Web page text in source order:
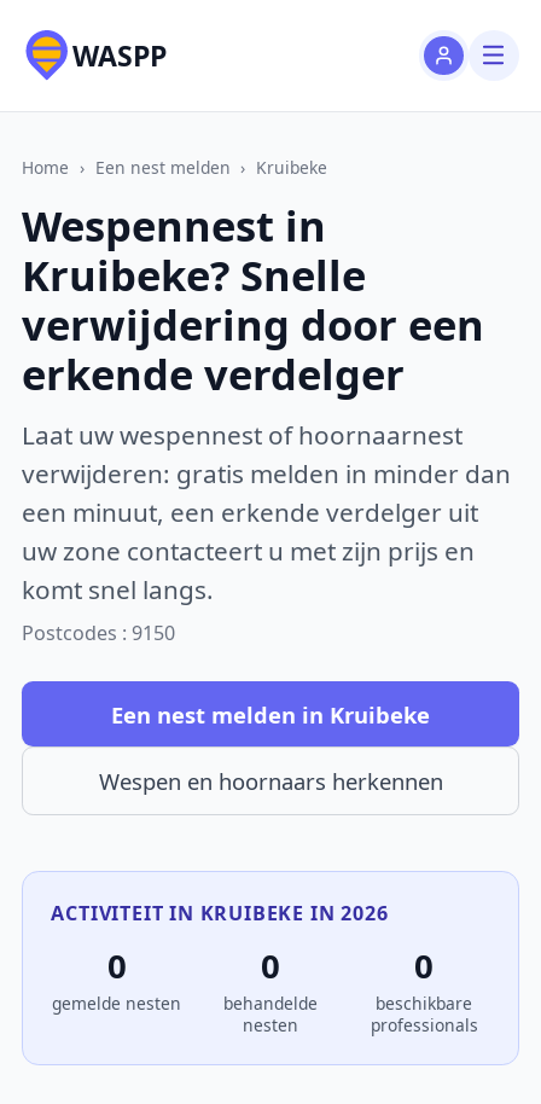
WASPP
Home › Een nest melden › Kruibeke
Wespennest in
Kruibeke? Snelle
verwijdering door een
erkende verdelger
Laat uw wespennest of hoornaarnest
verwijderen: gratis melden in minder dan
een minuut, een erkende verdelger uit
uw zone contacteert u met zijn prijs en
komt snel langs.
Postcodes : 9150
Een nest melden in Kruibeke
Wespen en hoornaars herkennen
ACTIVITEIT IN KRUIBEKE IN 2026
0
gemelde nesten
0
behandelde
nesten
0
beschikbare
professionals